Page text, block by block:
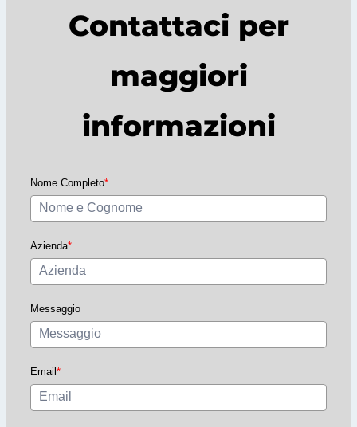
Contattaci per
maggiori
informazioni
Nome Completo*
Azienda*
Messaggio
Email *